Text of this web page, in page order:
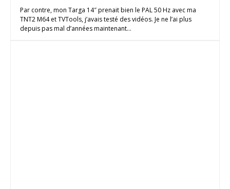
Par contre, mon Targa 14″ prenait bien le PAL 50 Hz avec ma
TNT2 M64 et TVTools, j’avais testé des vidéos. Je ne l’ai plus
depuis pas mal d’années maintenant…